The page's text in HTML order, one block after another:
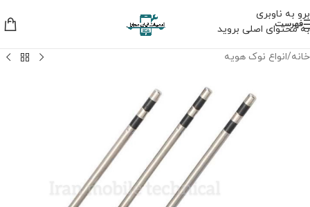
برو به ناوبری
به محتوای اصلی بروید
فهرست
خانه/انواع نوک هویه